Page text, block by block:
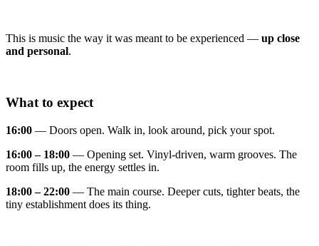
This is music the way it was meant to be experienced — up close
and personal.
What to expect
16:00 — Doors open. Walk in, look around, pick your spot.
16:00 – 18:00 — Opening set. Vinyl-driven, warm grooves. The
room fills up, the energy settles in.
18:00 – 22:00 — The main course. Deeper cuts, tighter beats, the
tiny establishment does its thing.